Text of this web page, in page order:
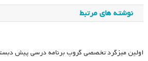
نوشته های مرتبط
اولین میزگرد تخصصی گروپ برنامه درسی پیش